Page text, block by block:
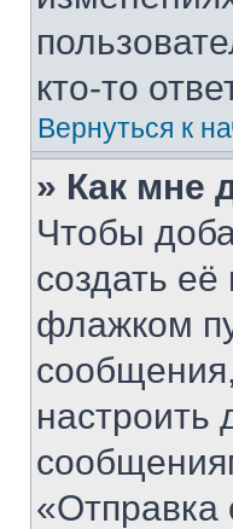
кто-то
Вернуться к
» Как мне
Чтобы
создать
флажком
«Отправка